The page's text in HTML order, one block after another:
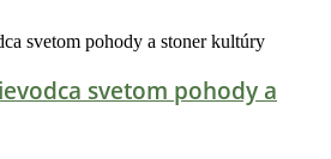
svetom pohody a